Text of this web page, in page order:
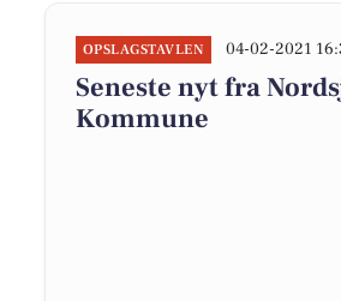
OPSLAGSTAVLEN 04-02-2021
Seneste nyt fra
Kommune